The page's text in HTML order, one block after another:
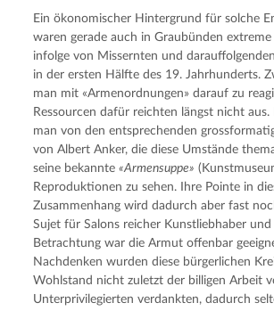
Ein ökonomischer Hintergrund für solche
waren gerade auch in Graubünden
infolge von Missernten und
in der ersten Hälfte des 19. Jahrhunderts.
man mit «Armenordnungen» darauf zu
Ressourcen dafür reichten längst nicht
man von den entsprechenden
von Albert Anker, die diese Umstände
seine bekannte «Armensuppe»
Reproduktionen zu sehen. Ihre Pointe in
Zusammenhang wird dadurch aber fast
Sujet für Salons reicher Kunstliebhaber und
Betrachtung war die Armut offenbar
Nachdenken wurden diese bürgerlichen
Wohlstand nicht zuletzt der billigen Arbeit
Unterprivilegierten verdankten, dadurch